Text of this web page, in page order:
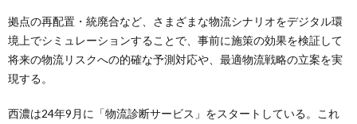
拠点の再配置・統廃合など、さまざまな物流シナリオをデジタル環
境上でシミュレーションすることで、事前に施策の効果を検証して
将来の物流リスクへの的確な予測対応や、最適物流戦略の立案を実
現する。
西濃は24年9月に「物流診断サービス」をスタートしている。これ